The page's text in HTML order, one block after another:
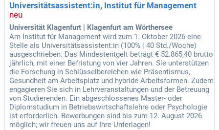
Universitätsassistent:in, Institut für Management
Universität Klagenfurt | Klagenfurt am Wörthersee
Am Institut für Management wird zum 1. Oktober 2026 eine
Stelle als Universitätsassistent:in (100% | 40 Std./Woche)
ausgeschrieben. Das Mindestentgelt beträgt € 52.865,40 brutto
jährlich, mit einer Befristung von vier Jahren. Sie unterstützen
die Forschung in Schlüsselbereichen wie Präsentismus,
Gesundheit am Arbeitsplatz und hybride Arbeitsformen. Zudem
engagieren Sie sich in Lehrveranstaltungen und der Betreuung
von Studierenden. Ein abgeschlossenes Master- oder
Diplomstudium in Betriebswirtschaftslehre oder Psychologie
ist erforderlich. Bewerbungen sind bis zum 12. August 2026
möglich; wir freuen uns auf Ihre Unterlagen!